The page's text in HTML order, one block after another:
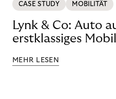
CASE STUDY MOBILITÄT
Lynk & Co: Auto
erstklassiges
MEHR LESEN